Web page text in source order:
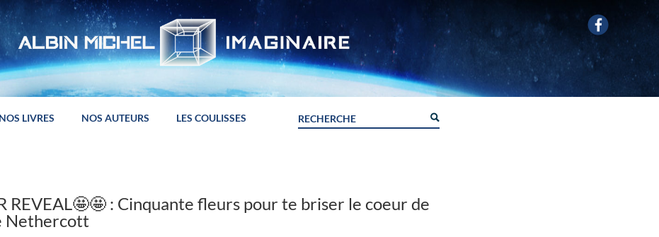
NOS LIVRES NOS AUTEURS LES COULISSES
REVEAL🤩🤩 : Cinquante fleurs pour te briser le coeur de
Nethercott